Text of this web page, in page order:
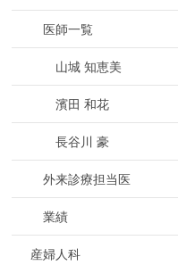
医師一覧
山城 知恵美
濱田 和花
長谷川 豪
外来診療担当医
業績
産婦人科